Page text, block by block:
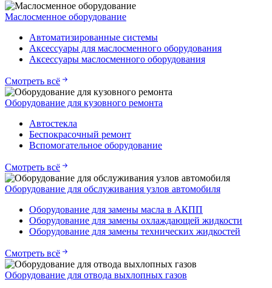
Маслосменное оборудование
Автоматизированные системы
Аксессуары для маслосменного оборудования
Аксессуары маслосменного оборудования
Смотреть всё
Оборудование для кузовного ремонта
Автостекла
Беспокрасочный ремонт
Вспомогательное оборудование
Смотреть всё
Оборудование для обслуживания узлов автомобиля
Оборудование для замены масла в АКПП
Оборудование для замены охлаждающей жидкости
Оборудование для замены технических жидкостей
Смотреть всё
Оборудование для отвода выхлопных газов